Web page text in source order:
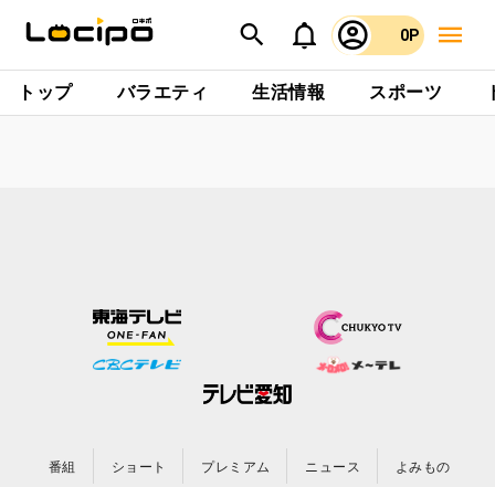
0P
トップ バラエティ 生活情報 スポーツ
番組 ショート プレミアム ニュース よみもの